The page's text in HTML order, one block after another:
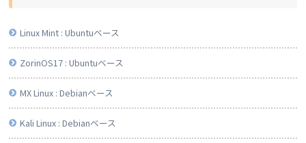
Linux Mint : Ubuntuベース
ZorinOS17 : Ubuntuベース
MX Linux : Debianベース
Kali Linux : Debianベース